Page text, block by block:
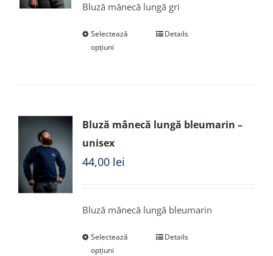
Bluză mânecă lungă gri
Selectează
opțiuni
Details
Bluză mânecă lungă bleumarin –
unisex
44,00 lei
Bluză mânecă lungă bleumarin
Selectează
opțiuni
Details